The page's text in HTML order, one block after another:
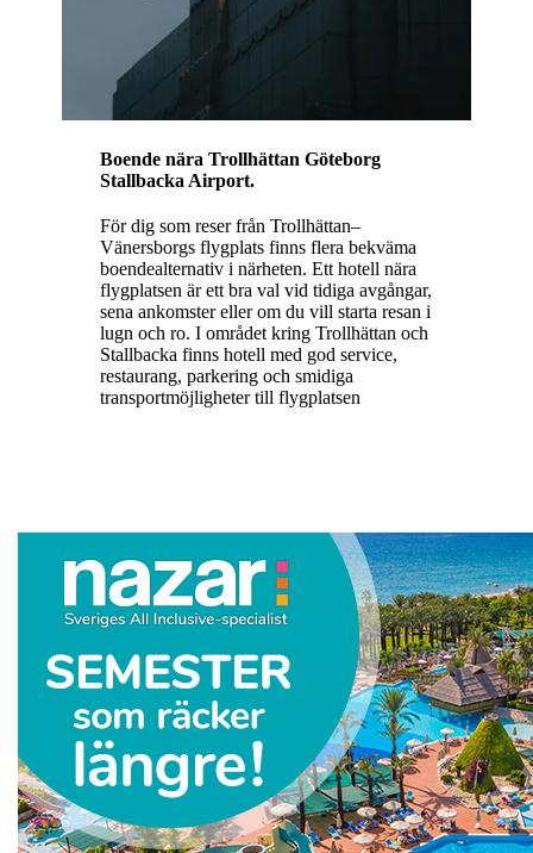
Boende näraTrollhättan Göteborg
Stallbacka Airport.
För dig som reser från Trollhättan–
Vänersborgs flygplats finns flera bekväma
boendealternativ i närheten. Ett hotell nära
flygplatsen är ett bra val vid tidiga avgångar,
sena ankomster eller om du vill starta resan i
lugn och ro. I området kring Trollhättan och
Stallbacka finns hotell med god service,
restaurang, parkering och smidiga
transportmöjligheter till flygplatsen